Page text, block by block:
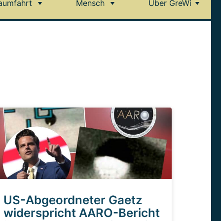
Mensch Über GreWi
US-Abgeordneter Gaetz
widerspricht AARO-Bericht